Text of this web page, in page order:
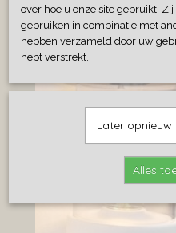
over hoe u onze site gebruikt.
gebruiken in combinatie met
hebben verzameld door uw
hebt verstrekt.
Later opnieuw
Alles